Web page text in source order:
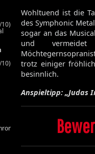
Wohltuend ist die
des Symphonic
sogar an das
und
trotz einiger
besinnlich.
Anspieltipp: „Judas